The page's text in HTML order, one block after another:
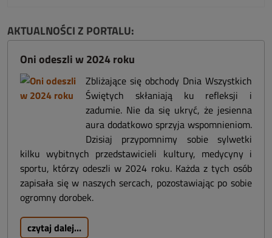
AKTUALNOŚCI Z PORTALU:
Oni odeszli w 2024 roku
Zbliżające się obchody Dnia Wszystkich
Świętych skłaniają ku refleksji i
zadumie. Nie da się ukryć, że jesienna
aura dodatkowo sprzyja wspomnieniom.
Dzisiaj przypomnimy sobie sylwetki
kilku wybitnych przedstawicieli kultury, medycyny i
sportu, którzy odeszli w 2024 roku. Każda z tych osób
zapisała się w naszych sercach, pozostawiając po sobie
ogromny dorobek.
czytaj dalej...